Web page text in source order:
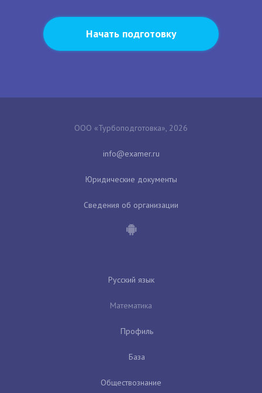
Начать подготовку
ООО «Турбоподготовка», 2026
Юридические документы
Сведения об организации
Русский язык
Математика
Профиль
База
Обществознание